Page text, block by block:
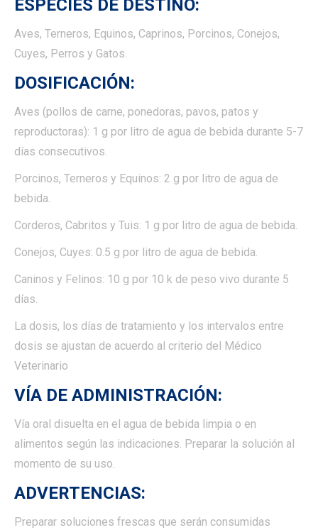
ESPECIES DE DESTINO:
Aves, Terneros, Equinos, Caprinos, Porcinos, Conejos,
Cuyes, Perros y Gatos.
DOSIFICACIÓN:
Aves (pollos de carne, ponedoras, pavos, patos y
reproductoras): 1 g por litro de agua de bebida durante 5-7
días consecutivos.
Porcinos, Terneros y Equinos: 2 g por litro de agua de
bebida.
Corderos, Cabritos y Tuis: 1 g por litro de agua de bebida.
Conejos, Cuyes: 0.5 g por litro de agua de bebida.
Caninos y Felinos: 10 g por 10 k de peso vivo durante 5
días.
La dosis, los días de tratamiento y los intervalos entre
dosis se ajustan de acuerdo al criterio del Médico
Veterinario
VÍA DE ADMINISTRACIÓN:
Vía oral disuelta en el agua de bebida limpia o en
alimentos según las indicaciones. Preparar la solución al
momento de su uso.
ADVERTENCIAS:
Preparar soluciones frescas que serán consumidas